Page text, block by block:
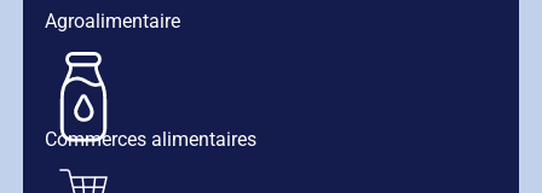
Agroalimentaire
Commerces alimentaires